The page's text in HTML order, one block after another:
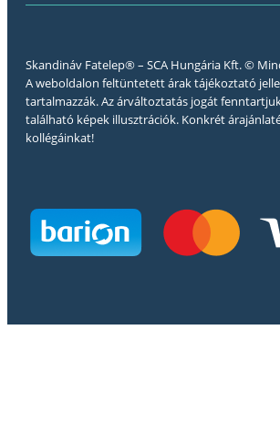
Skandináv Fatelep® – SCA Hungária Kft. ©
A weboldalon feltüntetett árak tájékoztató
tartalmazzák. Az árváltoztatás jogát
található képek illusztrációk. Konkrét
kollégáinkat!